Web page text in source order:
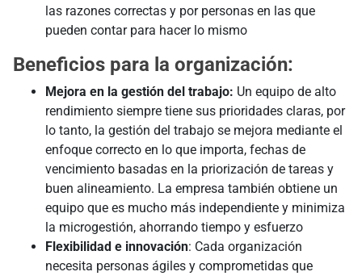
las razones correctas y por personas en las que
pueden contar para hacer lo mismo
Beneficios para la organización:
Mejora en la gestión del trabajo: Un equipo de alto
rendimiento siempre tiene sus prioridades claras, por
lo tanto, la gestión del trabajo se mejora mediante el
enfoque correcto en lo que importa, fechas de
vencimiento basadas en la priorización de tareas y
buen alineamiento. La empresa también obtiene un
equipo que es mucho más independiente y minimiza
la microgestión, ahorrando tiempo y esfuerzo
Flexibilidad e innovación: Cada organización
necesita personas ágiles y comprometidas que